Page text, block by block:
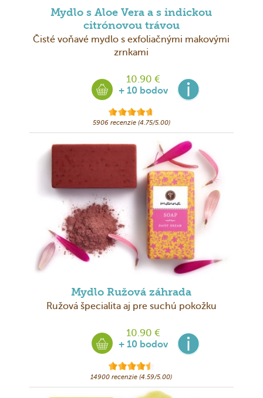
Mydlo s Aloe Vera a s indickou
citrónovou trávou
Čisté voňavé mydlo s exfoliačnými makovými
zrnkami
10.90 €
+ 10 bodov
5906 recenzie (4.75/5.00)
Mydlo Ružová záhrada
Ružová špecialita aj pre suchú pokožku
10.90 €
+ 10 bodov
14900 recenzie (4.59/5.00)